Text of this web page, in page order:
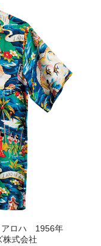
アロハ 1956年
株式会社